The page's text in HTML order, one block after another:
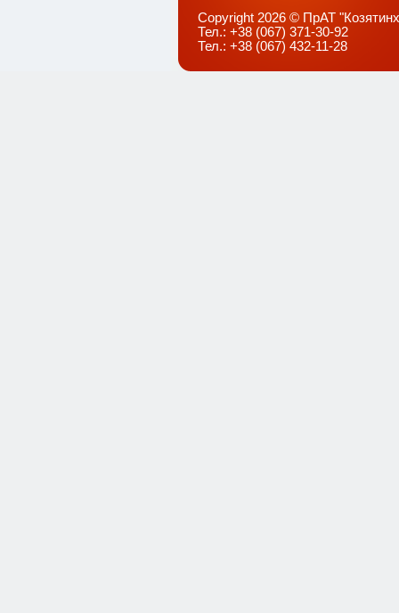
Copyright 2026 © ПрАТ
Тел.: +38 (067) 371-30-92
Тел.: +38 (067) 432-11-28